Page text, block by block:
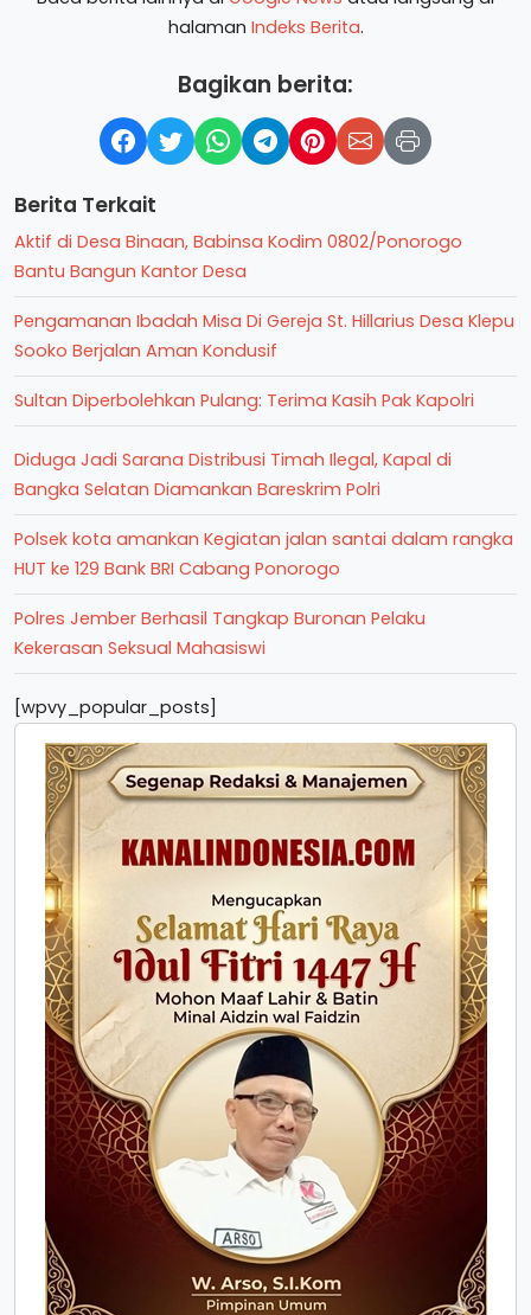
halaman Indeks Berita.
Bagikan berita:
Berita Terkait
Aktif di Desa Binaan, Babinsa Kodim 0802/Ponorogo
Bantu Bangun Kantor Desa
Pengamanan Ibadah Misa Di Gereja St. Hillarius Desa Klepu
Sooko Berjalan Aman Kondusif
Sultan Diperbolehkan Pulang: Terima Kasih Pak Kapolri
Diduga Jadi Sarana Distribusi Timah Ilegal, Kapal di
Bangka Selatan Diamankan Bareskrim Polri
Polsek kota amankan Kegiatan jalan santai dalam rangka
HUT ke 129 Bank BRI Cabang Ponorogo
Polres Jember Berhasil Tangkap Buronan Pelaku
Kekerasan Seksual Mahasiswi
[wpvy_popular_posts]